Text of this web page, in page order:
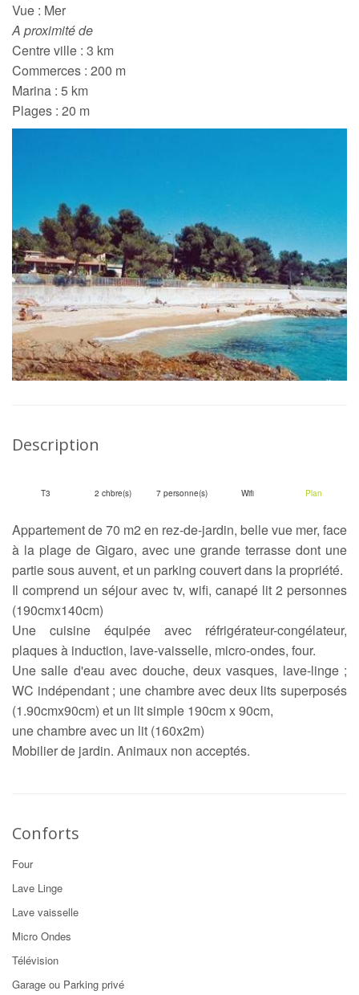
Vue : Mer
A proximité de
Centre ville : 3 km
Commerces : 200 m
Marina : 5 km
Plages : 20 m
Description
T3 2 chbre(s) 7 personne(s) Wifi Plan
Appartement de 70 m2 en rez-de-jardin, belle vue mer, face
à la plage de Gigaro, avec une grande terrasse dont une
partie sous auvent, et un parking couvert dans la propriété.
Il comprend un séjour avec tv, wifi, canapé lit 2 personnes
(190cmx140cm)
Une cuisine équipée avec réfrigérateur-congélateur,
plaques à induction, lave-vaisselle, micro-ondes, four.
Une salle d'eau avec douche, deux vasques, lave-linge ;
WC indépendant ; une chambre avec deux lits superposés
(1.90cmx90cm) et un lit simple 190cm x 90cm,
une chambre avec un lit (160x2m)
Mobilier de jardin. Animaux non acceptés.
Conforts
Four
Lave Linge
Lave vaisselle
Micro Ondes
Télévision
Garage ou Parking privé